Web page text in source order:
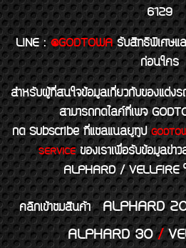
6129
LINE : @GODTOWA รับสิทธิพิเศษแล
ก่อนใคร
สำหรับผู้ที่สนใจข้อมูลเกี่ยวกับของแต่ง
สามารถกดไลค์ที่เพจ
กด Subscribe ที่แชลแนลยูทูป
SERVICEของเราเพื่อรับข้อมูลข่าว
ALPHARD / VELLFIRE
คลิกเข้าชมสินค้า ALPHARD
ALPHARD 30/